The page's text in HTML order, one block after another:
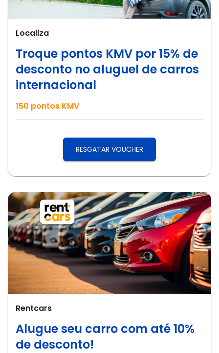
Localiza
Troque pontos KMV por 15% de
desconto no aluguel de carros
internacional
150 pontos KMV
RESGATAR VOUCHER
Rentcars
Alugue seu carro com até 10%
de desconto!